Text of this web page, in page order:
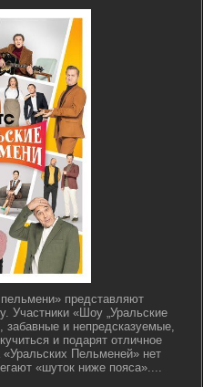
представляют
Участники «Шоу „Уральские
и непредсказуемые,
и подарят отличное
Пельменей» нет
«шуток ниже пояса»....